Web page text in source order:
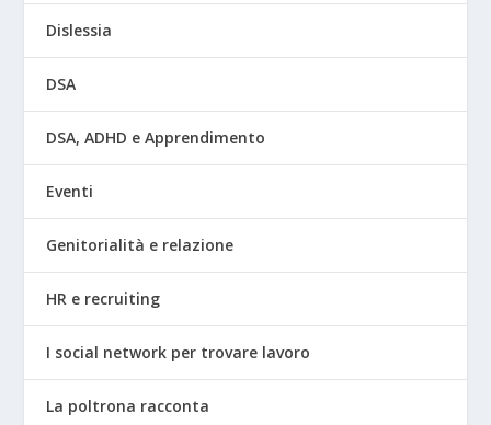
Dislessia
DSA
DSA, ADHD e Apprendimento
Eventi
Genitorialità e relazione
HR e recruiting
I social network per trovare lavoro
La poltrona racconta